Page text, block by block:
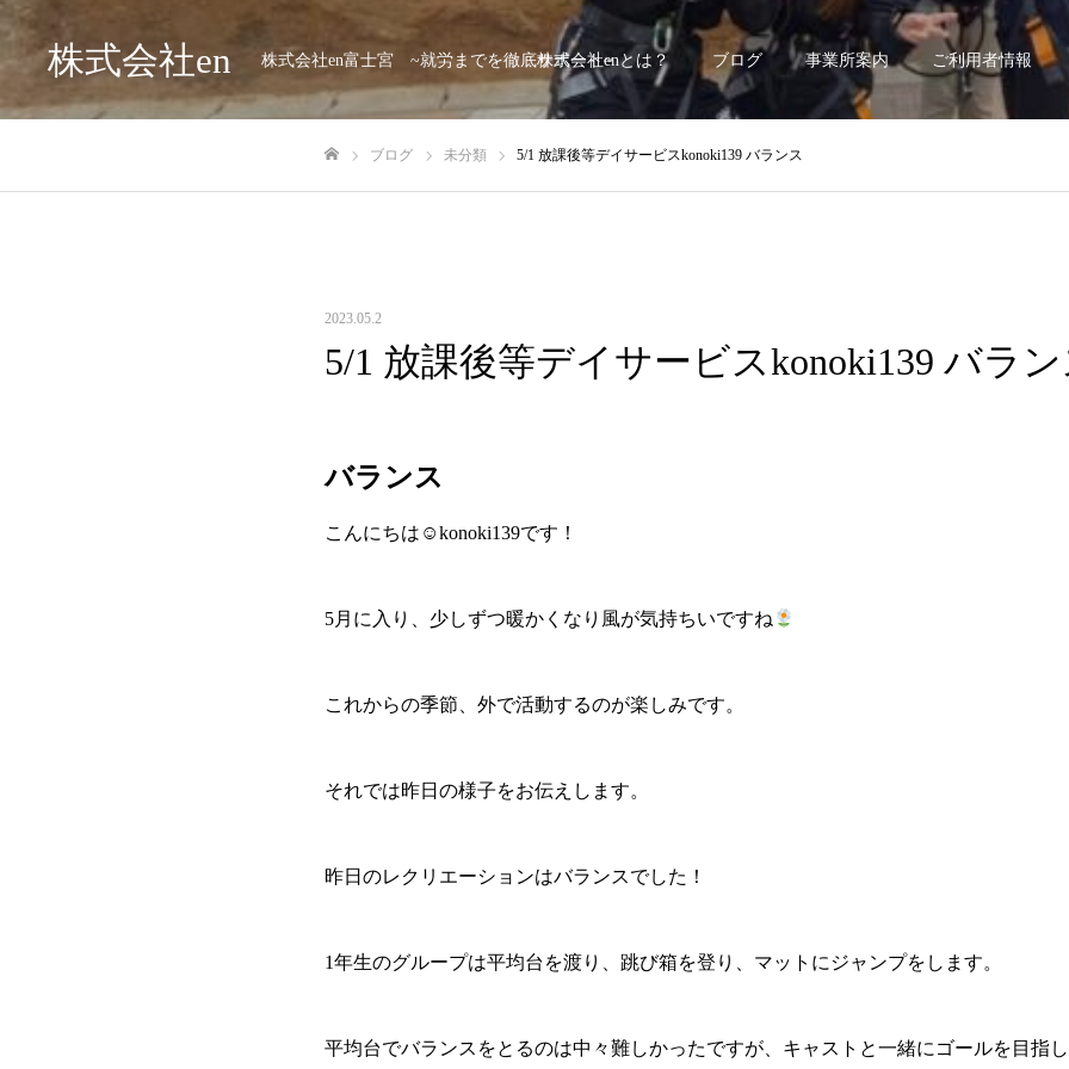
株式会社en 株式会社en富士宮 ~就労までを徹底サポート~
株式会社enとは？ ブログ 事業所案内 ご利用者情報
ブログ 未分類 5/1 放課後等デイサービスkonoki139 バランス
2023.05.2
5/1 放課後等デイサービスkonoki139 バラン
バランス
こんにちは☺konoki139です！
5月に入り、少しずつ暖かくなり風が気持ちいですね
これからの季節、外で活動するのが楽しみです。
それでは昨日の様子をお伝えします。
昨日のレクリエーションはバランスでした！
1年生のグループは平均台を渡り、跳び箱を登り、マットにジャンプをします。
平均台でバランスをとるのは中々難しかったですが、キャストと一緒にゴールを目指